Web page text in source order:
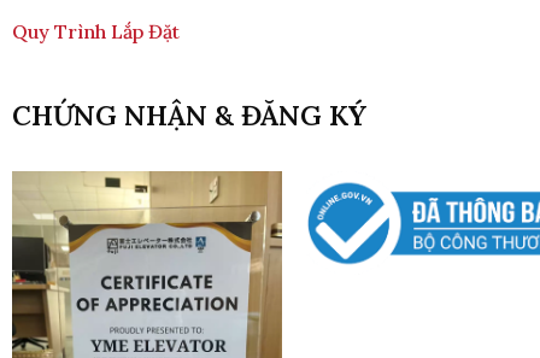
Quy Trình Lắp Đặt
CHỨNG NHẬN & ĐĂNG KÝ